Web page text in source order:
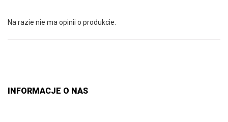
Na razie nie ma opinii o produkcie.
INFORMACJE O NAS